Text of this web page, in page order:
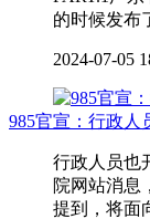
的时候发布
2024-07-05
985官宣：行政人
行政人员也
院网站消息
提到，将面